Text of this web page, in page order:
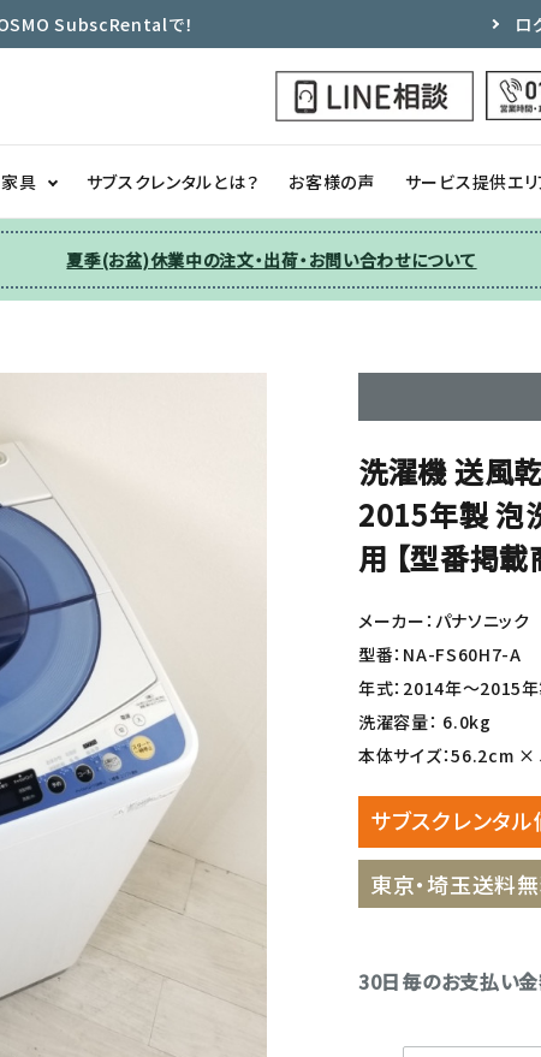
SubscRentalで！ ロ
洗濯機 季節家電
具
チェア ソファー
サブスクレンタルとは？ お客様の声 サービス提供エ
夏季(お盆)休業中の注文・出荷・お問い合わせについて
洗濯機 送風
2015年製 泡
用 【型番掲載
メーカー：パナソニック
型番：NA-FS60H7-A
年式：2014年〜2015
洗濯容量： 6.0kg
本体サイズ：56.2cm
サブスクレンタ
東京・埼玉送料
30日毎のお支払い